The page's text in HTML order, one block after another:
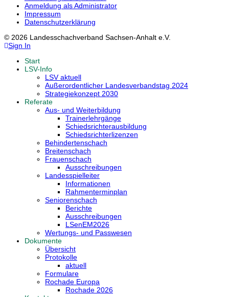
Anmeldung als Administrator
Impressum
Datenschutzerklärung
© 2026 Landesschachverband Sachsen-Anhalt e.V.
Sign In
Start
LSV-Info
LSV aktuell
Außerordentlicher Landesverbandstag 2024
Strategiekonzept 2030
Referate
Aus- und Weiterbildung
Trainerlehrgänge
Schiedsrichterausbildung
Schiedsrichterlizenzen
Behindertenschach
Breitenschach
Frauenschach
Ausschreibungen
Landesspielleiter
Informationen
Rahmenterminplan
Seniorenschach
Berichte
Ausschreibungen
LSenEM2026
Wertungs- und Passwesen
Dokumente
Übersicht
Protokolle
aktuell
Formulare
Rochade Europa
Rochade 2026